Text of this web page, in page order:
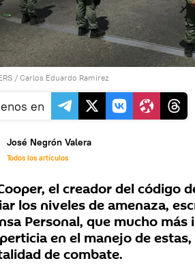
/ Carlos Eduardo Ramirez
en
José Negrón Valera
Todos los artículos
el creador del código
los niveles de amenaza,
Personal, que mucho
en el manejo de
de combate.